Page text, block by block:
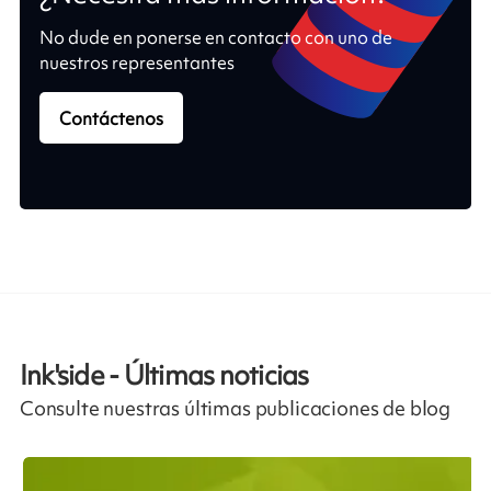
No dude en ponerse en contacto con uno de
nuestros representantes
Contáctenos
Ink'side - Últimas noticias
Consulte nuestras últimas publicaciones de blog